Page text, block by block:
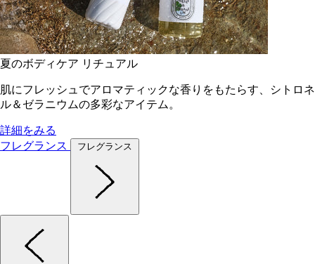
夏のボディケア リチュアル
肌にフレッシュでアロマティックな香りをもたらす、シトロネ
ル＆ゼラニウムの多彩なアイテム。
詳細をみる
フレグランス
フレグランス